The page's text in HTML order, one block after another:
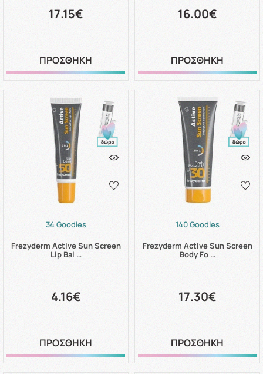
17.15€
ΠΡΟΣΘΗΚΗ
16.00€
ΠΡΟΣΘΗΚΗ
34 Goodies
Frezyderm Active Sun Screen
Lip Bal …
4.16€
ΠΡΟΣΘΗΚΗ
140 Goodies
Frezyderm Active Sun Screen
Body Fo …
17.30€
ΠΡΟΣΘΗΚΗ